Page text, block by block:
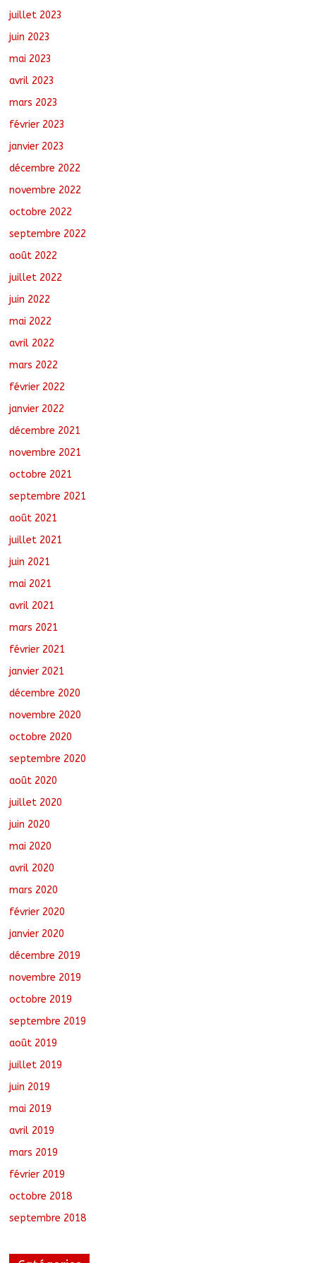
juillet 2023
juin 2023
mai 2023
avril 2023
mars 2023
février 2023
janvier 2023
décembre 2022
novembre 2022
octobre 2022
septembre 2022
août 2022
juillet 2022
juin 2022
mai 2022
avril 2022
mars 2022
février 2022
janvier 2022
décembre 2021
novembre 2021
octobre 2021
septembre 2021
août 2021
juillet 2021
juin 2021
mai 2021
avril 2021
mars 2021
février 2021
janvier 2021
décembre 2020
novembre 2020
octobre 2020
septembre 2020
août 2020
juillet 2020
juin 2020
mai 2020
avril 2020
mars 2020
février 2020
janvier 2020
décembre 2019
novembre 2019
octobre 2019
septembre 2019
août 2019
juillet 2019
juin 2019
mai 2019
avril 2019
mars 2019
février 2019
octobre 2018
septembre 2018